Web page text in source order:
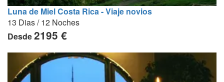
Luna de Miel Costa Rica - Viaje novios
13 Dias / 12 Noches
Desde2195 €